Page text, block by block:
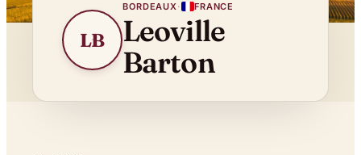
LB
BORDEAUX· FRANCE
Leoville
Barton